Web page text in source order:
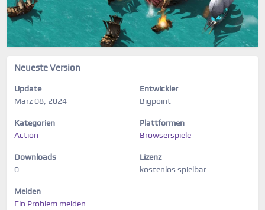
Neueste Version
Update
März 08, 2024
Entwickler
Bigpoint
Kategorien
Action
Plattformen
Browserspiele
Downloads
0
Lizenz
kostenlos spielbar
Melden
Ein Problem melden